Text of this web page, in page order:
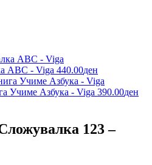
ABC - Viga 440.00ден
Учиме Азбука - Viga 390.00ден
123 –